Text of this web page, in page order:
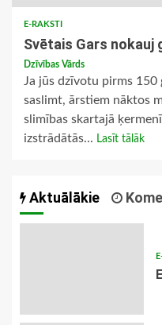
E-RAKSTI
Svētais Gars nokauj
Dzīvības Vārds
Ja jūs dzīvotu pirms
saslimt, ārstiem nāktos
slimības skartajā
izstrādātās... Lasīt tālāk
Aktuālākie